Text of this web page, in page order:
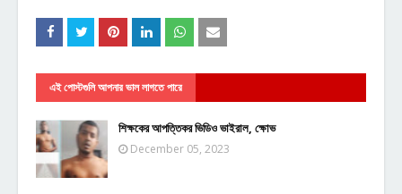
এই পোস্টগুলি আপনার ভাল লাগতে পারে
শিক্ষকের আপত্তিকর ভিডিও ভাইরাল, ক্ষোভ
December 05, 2023